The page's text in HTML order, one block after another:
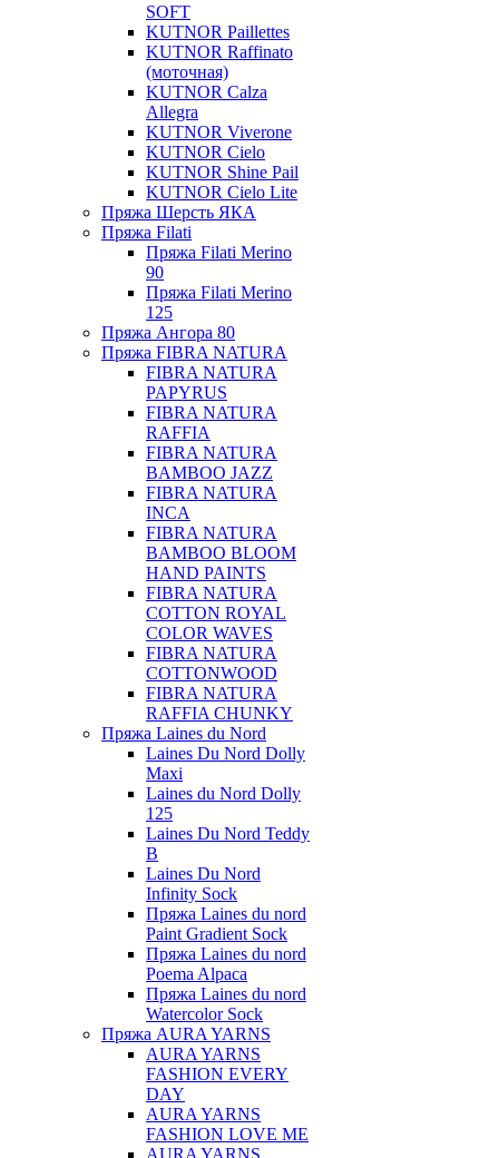
SOFT
KUTNOR Paillettes
KUTNOR Raffinato
(моточная)
KUTNOR Calza
Allegra
KUTNOR Viverone
KUTNOR Cielo
KUTNOR Shine Pail
KUTNOR Cielo Lite
Пряжа Шерсть ЯКА
Пряжа Filati
Пряжа Filati Merino
90
Пряжа Filati Merino
125
Пряжа Ангора 80
Пряжа FIBRA NATURA
FIBRA NATURA
PAPYRUS
FIBRA NATURA
RAFFIA
FIBRA NATURA
BAMBOO JAZZ
FIBRA NATURA
INCA
FIBRA NATURA
BAMBOO BLOOM
HAND PAINTS
FIBRA NATURA
COTTON ROYAL
COLOR WAVES
FIBRA NATURA
COTTONWOOD
FIBRA NATURA
RAFFIA CHUNKY
Пряжа Laines du Nord
Laines Du Nord Dolly
Maxi
Laines du Nord Dolly
125
Laines Du Nord Teddy
B
Laines Du Nord
Infinity Sock
Пряжа Laines du nord
Paint Gradient Sock
Пряжа Laines du nord
Poema Alpaca
Пряжа Laines du nord
Watercolor Sock
Пряжа AURA YARNS
AURA YARNS
FASHION EVERY
DAY
AURA YARNS
FASHION LOVE ME
AURA YARNS